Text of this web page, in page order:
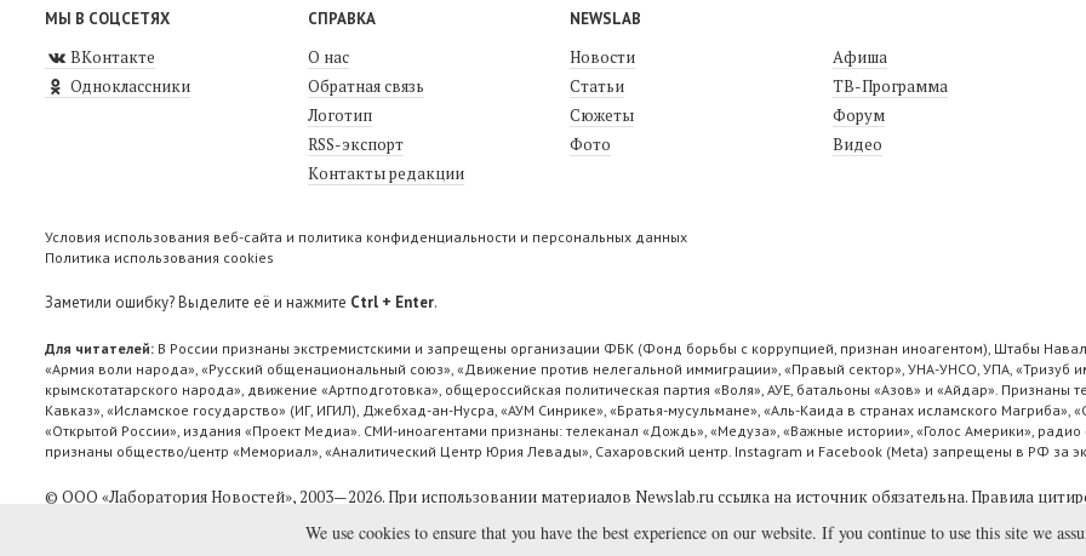
МЫ В СОЦСЕТЯХ
ВКонтакте
Одноклассники
СПРАВКА
О нас
Обратная связь
Логотип
RSS-экспорт
Контакты редакции
NEWSLAB
Новости
Статьи
Сюжеты
Фото
Афиша
ТВ-Программа
Форум
Видео
Условия использования веб-сайта и политика конфиденциальности и персональных данных
Политика использования cookies
Заметили ошибку? Выделите её и нажмите Ctrl + Enter.
Для читателей: В России признаны экстремистскими и запрещены организации ФБК (Фонд борьбы с коррупцией, признан иноагентом), Штабы
«Армия воли народа», «Русский общенациональный союз», «Движение против нелегальной иммиграции», «Правый сектор», УНА-УНСО, УПА, «Тризуб
крымскотатарского народа», движение «Артподготовка», общероссийская политическая партия «Воля», АУЕ, батальоны «Азов» и «Айдар».
Кавказ», «Исламское государство» (ИГ, ИГИЛ), Джебхад-ан-Нусра, «АУМ Синрике», «Братья-мусульмане», «Аль-Каида в странах исламского Магриба»,
«Открытой России», издания «Проект Медиа». СМИ-иноагентами признаны: телеканал «Дождь», «Медуза», «Важные истории», «Голос Америки»,
признаны общество/центр «Мемориал», «Аналитический Центр Юрия Левады», Сахаровский центр. Instagram и Facebook (Metа) запрещены в РФ за
© ООО «Лаборатория Новоcтей», 2003—2026.При использовании материалов Newslab.ru ссылка на источник обязательна.Правила
We use cookies to ensure that you have the best experience on our website. If you continue to use this site we